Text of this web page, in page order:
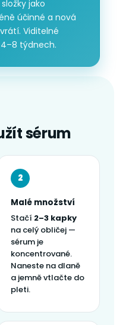
jako
účinné a nová
Viditelné
týdnech.
sérum
2
Malé množství
Stačí 2–3 kapky
na celý obličej —
sérum je
koncentrované.
Naneste na dlaně
a jemně vtlačte do
pleti.